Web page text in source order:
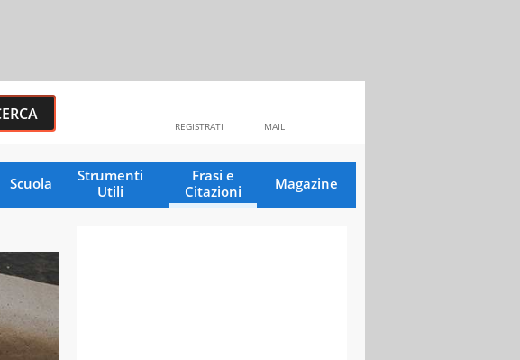
MAIL
REGISTRATI
Scuola
Strumenti
Utili
Frasi e
Citazioni
Magazine